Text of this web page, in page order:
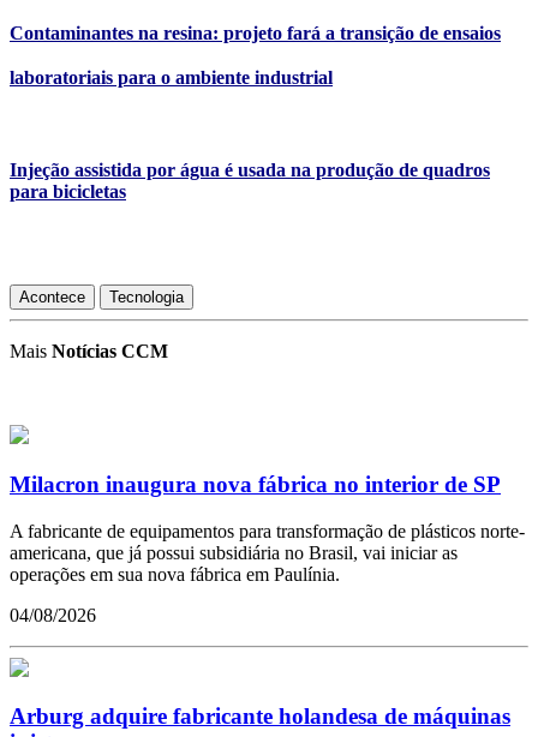
Contaminantes na resina: projeto fará a transição de ensaios
laboratoriais para o ambiente industrial
Injeção assistida por água é usada na produção de quadros
para bicicletas
Acontece Tecnologia
Mais Notícias CCM
Milacron inaugura nova fábrica no interior de SP
A fabricante de equipamentos para transformação de plásticos norte-
americana, que já possui subsidiária no Brasil, vai iniciar as
operações em sua nova fábrica em Paulínia.
04/08/2026
Arburg adquire fabricante holandesa de máquinas